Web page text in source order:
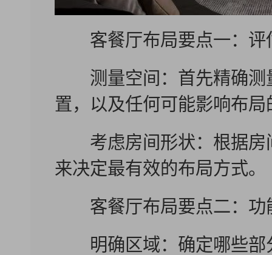
客餐厅布局要点一：评
测量空间：首先精确测
置，以及任何可能影响布
考虑房间形状：根据房
来决定最有效的布局方式。
客餐厅布局要点二：功
明确区域：确定哪些部